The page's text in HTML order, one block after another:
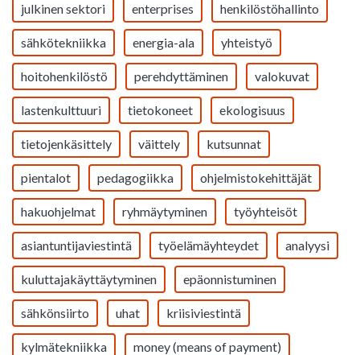
julkinen sektori enterprises henkilöstöhallinto
sähkötekniikka energia-ala yhteistyö
hoitohenkilöstö perehdyttäminen valokuvat
lastenkulttuuri tietokoneet ekologisuus
tietojenkäsittely väittely kutsunnat
pientalot pedagogiikka ohjelmistokehittäjät
hakuohjelmat ryhmäytyminen työyhteisöt
asiantuntijaviestintä työelämäyhteydet analyysi
kuluttajakäyttäytyminen epäonnistuminen
sähkönsiirto uhat kriisiviestintä
kylmätekniikka money (means of payment)